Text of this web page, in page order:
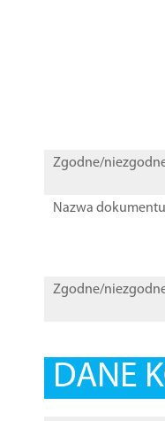
Zgodne/
Nazwa
Zgodne/
DANE